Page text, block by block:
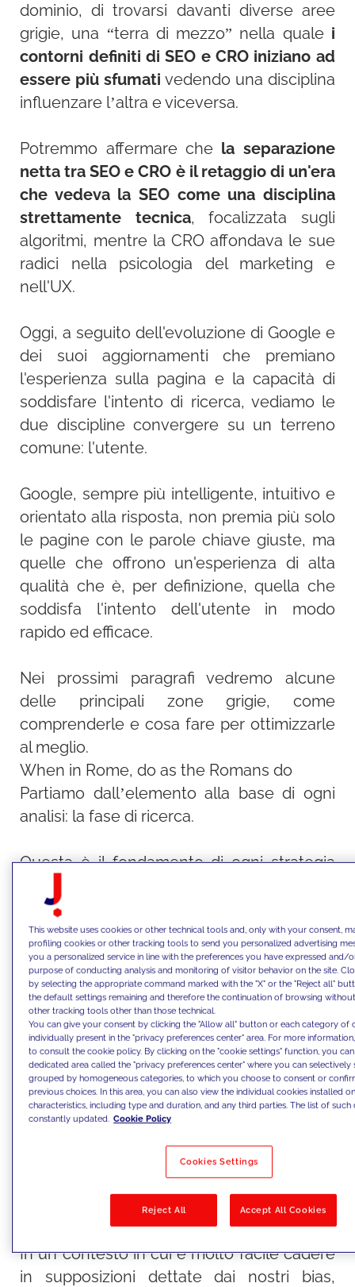
dominio, di trovarsi davanti diverse aree
grigie, una “terra di mezzo” nella qualei
contorni definiti di SEO e CRO iniziano ad
essere più sfumati vedendo una disciplina
influenzare l’altra e viceversa.
Potremmo affermare che la separazione
netta tra SEO e CRO è il retaggio di un'era
che vedeva la SEO come una disciplina
strettamente tecnica, focalizzata sugli
algoritmi, mentre la CRO affondava le sue
radici nella psicologia del marketing e
nell'UX.
Oggi, a seguito dell'evoluzione di Google e
dei suoi aggiornamenti che premiano
l'esperienza sulla pagina e la capacità di
soddisfare l'intento di ricerca, vediamo le
due discipline convergere su un terreno
comune: l'utente.
Google, sempre più intelligente, intuitivo e
orientato alla risposta, non premia più solo
le pagine con le parole chiave giuste, ma
quelle che offrono un'esperienza di alta
qualità che è, per definizione, quella che
soddisfa l'intento dell'utente in modo
rapido ed efficace.
Nei prossimi paragrafi vedremo alcune
delle principali zone grigie, come
comprenderle e cosa fare per ottimizzarle
al meglio.
When in Rome, do as the Romans do
Partiamo dall’elemento alla base di ogni
analisi: la fase di ricerca.
Questa è il fondamento di ogni strategia
interconnessi:
quella delle parole chiave. Tutto parte
dalla domanda fondamentale: "per chi
stiamo creando questo contenuto?".
L’identificazione di user personas
dettagliate, basate su dati demografici,
comportamentali e psicografici, è un
esercizio strategico che guida sia la SEO,
permettendo diideare contenuti mirati
CRO, orientando la progettazione di
In un contesto in cui è molto facile cadere
in supposizioni dettate dai nostri bias,
This website uses cookies or other technical tools and, only with your consent,
profiling cookies or other tracking tools to send you personalized advertising
you a personalized service in line with the preferences you have expressed and/
purpose of conducting analysis and monitoring of visitor behavior on the site.
by selecting the appropriate command marked with the "X" or the "Reject all"
the default settings remaining and therefore the continuation of browsing
other tracking tools other than those technical.
You can give your consent by clicking the "Allow all" button or each category of
individually present in the "privacy preferences center" area. For more
to consult the cookie policy. By clicking on the "cookie settings" function, you can
dedicated area called the "privacy preferences center" where you can selectively
grouped by homogeneous categories, to which you choose to consent or
previous choices. In this area, you can also view the individual cookies installed
characteristics, including type and duration, and any third parties. The list of such
constantly updated. Cookie Policy
Cookies Settings
Reject All Accept All Cookies